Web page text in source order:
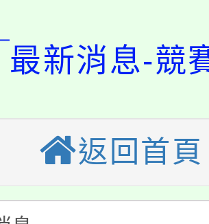
校115學年度第
課)教師甄選結果(
金融保險知識
土語及新住民語歌
本校115學年度第
(課)教師甄選結果
本校115學年度第
課)教師甄選結果(
國文化大學推廣
最新消息-競
返回首頁